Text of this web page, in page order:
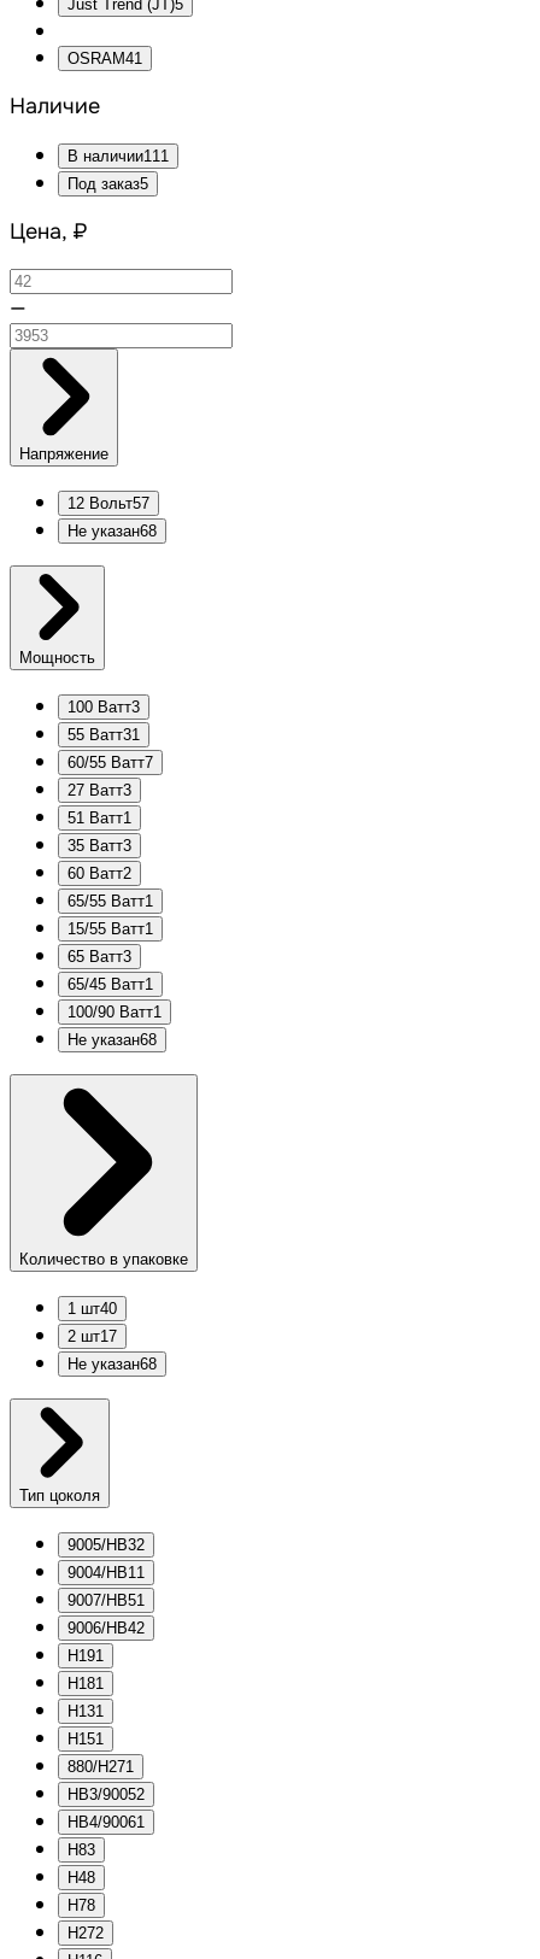
Just Trend (JT)5
OSRAM41
Наличие
В наличии111
Под заказ5
Цена, ₽
—
Напряжение
12 Вольт57
Не указан68
Мощность
100 Ватт3
55 Ватт31
60/55 Ватт7
27 Ватт3
51 Ватт1
35 Ватт3
60 Ватт2
65/55 Ватт1
15/55 Ватт1
65 Ватт3
65/45 Ватт1
100/90 Ватт1
Не указан68
Количество в упаковке
1 шт40
2 шт17
Не указан68
Тип цоколя
9005/HB32
9004/HB11
9007/HB51
9006/HB42
H191
H181
H131
H151
880/H271
HB3/90052
HB4/90061
H83
H48
H78
H272